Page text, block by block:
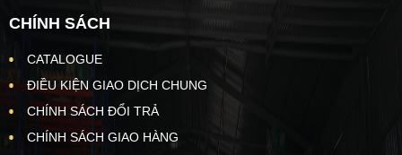
CHÍNH SÁCH
CATALOGUE
ĐIỀU KIỆN GIAO DỊCH CHUNG
CHÍNH SÁCH ĐỔI TRẢ
CHÍNH SÁCH GIAO HÀNG